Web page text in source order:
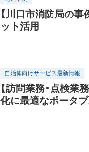
【川口市消防局の
ット活用
自治体向けサービス最新情報
【訪問業務・点検業
化に最適なポータ